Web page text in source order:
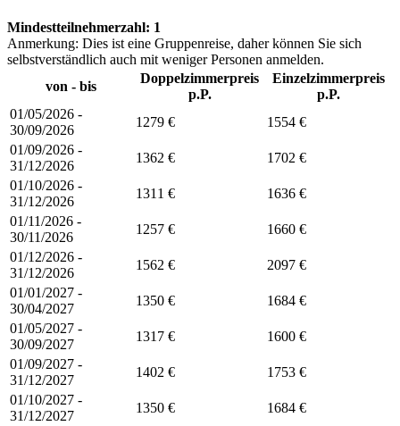
Mindestteilnehmerzahl: 1
Anmerkung: Dies ist eine Gruppenreise, daher können Sie sich
selbstverständlich auch mit weniger Personen anmelden.
von - bis
Doppelzimmerpreis
p.P.
Einzelzimmerpreis
p.P.
01/05/2026 -
30/09/2026
1279 €
1554 €
01/09/2026 -
31/12/2026
1362 €
1702 €
01/10/2026 -
31/12/2026
1311 €
1636 €
01/11/2026 -
30/11/2026
1257 €
1660 €
01/12/2026 -
31/12/2026
1562 €
2097 €
01/01/2027 -
30/04/2027
1350 €
1684 €
01/05/2027 -
30/09/2027
1317 €
1600 €
01/09/2027 -
31/12/2027
1402 €
1753 €
01/10/2027 -
31/12/2027
1350 €
1684 €